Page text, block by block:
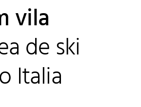
vila
de ski
Italia